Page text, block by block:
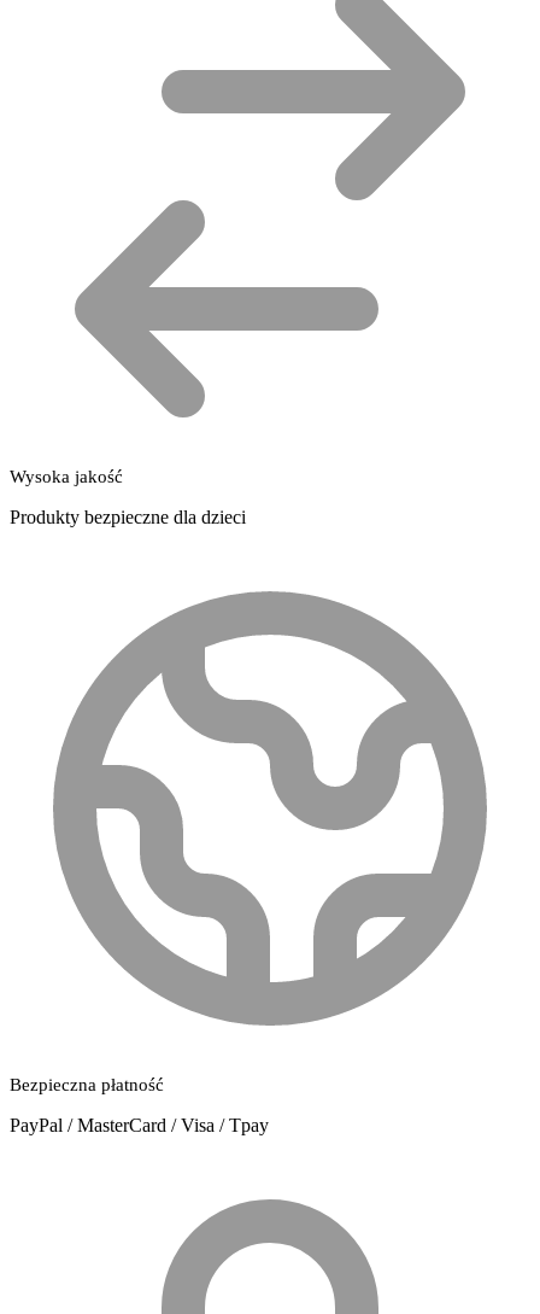
Wysoka jakość
Produkty bezpieczne dla dzieci
Bezpieczna płatność
PayPal / MasterCard / Visa / Tpay